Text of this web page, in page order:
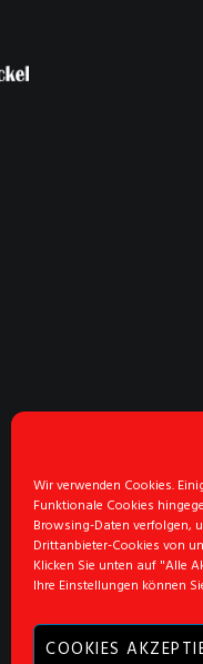
Wir verwenden Cookies.
Funktionale Cookies
Browsing-Daten verfolgen,
Drittanbieter-Cookies von
Klicken Sie unten auf "Alle
Ihre Einstellungen können
COOKIES